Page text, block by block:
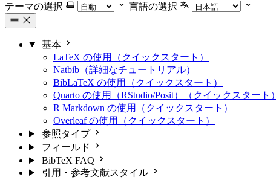
テーマの選択
言語の選択
基本
LaTeX の使用（クイックスタート）
Natbib（詳細なチュートリアル）
BibLaTeX の使用（クイックスタート）
Quarto の使用（RStudio/Posit）（クイックスタート）
R Markdown の使用（クイックスタート）
Overleaf の使用（クイックスタート）
参照タイプ
フィールド
BibTeX FAQ
引用・参考文献スタイル